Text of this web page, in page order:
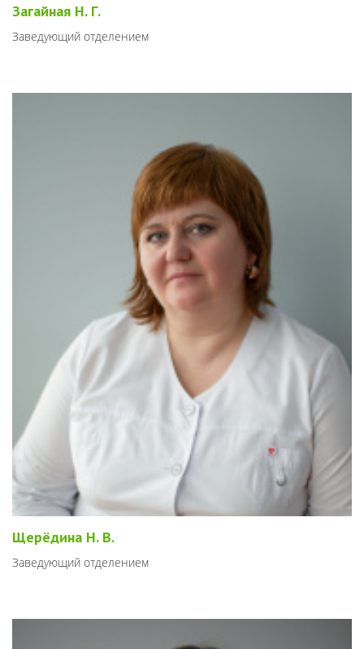
Загайная Н. Г.
Заведующий отделением
Щерёдина Н. В.
Заведующий отделением